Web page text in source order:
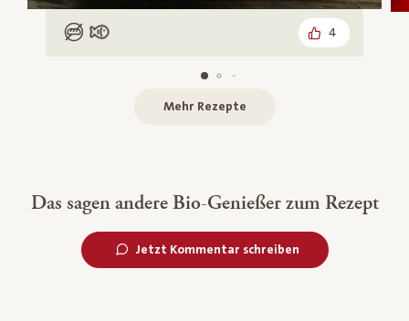
Low Carb
Mit Fisch 4
Mehr Rezepte
Das sagen andere Bio-Genießer zum Rezept
Jetzt Kommentar schreiben